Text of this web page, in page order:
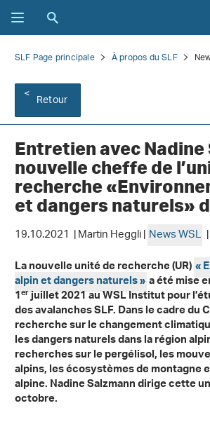
SLF Page principale À propos du SLF
Retour
Entretien avec Nadine
nouvelle cheffe de
recherche
et dangers naturels»
19.10.2021 | Martin Heggli |News WSL |
La nouvelle unité de recherche (UR)«
alpin et dangers naturels »a été mise
1erjuillet 2021 au WSL Institut pour
des avalanches SLF. Dans le cadre du
recherche sur le changement
les dangers naturels dans la région
recherches sur le pergélisol, les
alpins, les écosystèmes de montagne
alpine. Nadine Salzmann dirige cette
octobre.